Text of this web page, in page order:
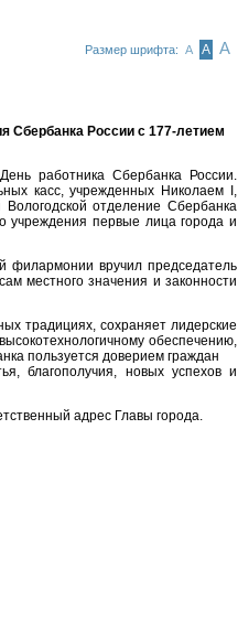
Размер шрифта: А А А
Сбербанка России с 177-летием
работника Сбербанка России.
касс, учрежденных Николаем I,
отделение Сбербанка
учреждения первые лица города и
филармонии вручил председатель
местного значения и законности
традициях, сохраняет лидерские
обеспечению,
пользуется доверием граждан
благополучия, новых успехов и
адрес Главы города.